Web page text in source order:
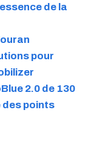
de la
pour
2.0 de 130
des points